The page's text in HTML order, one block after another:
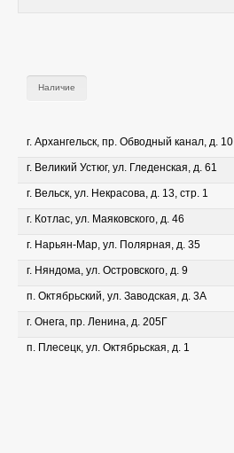
Наличие
г. Архангельск, пр. Обводный канал, д. 10
г. Великий Устюг, ул. Гледенская, д. 61
г. Вельск, ул. Некрасова, д. 13, стр. 1
г. Котлас, ул. Маяковского, д. 46
г. Нарьян-Мар, ул. Полярная, д. 35
г. Няндома, ул. Островского, д. 9
п. Октябрьский, ул. Заводская, д. 3А
г. Онега, пр. Ленина, д. 205Г
п. Плесецк, ул. Октябрьская, д. 1